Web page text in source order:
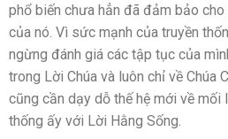
phổ biến chưa hẳn đã đảm bảo
của nó. Vì sức mạnh của truyền
ngừng đánh giá các tập tục của
trong Lời Chúa và luôn chỉ về Chúa
cũng cần dạy dỗ thế hệ mới về mối
thống ấy với Lời Hằng Sống.